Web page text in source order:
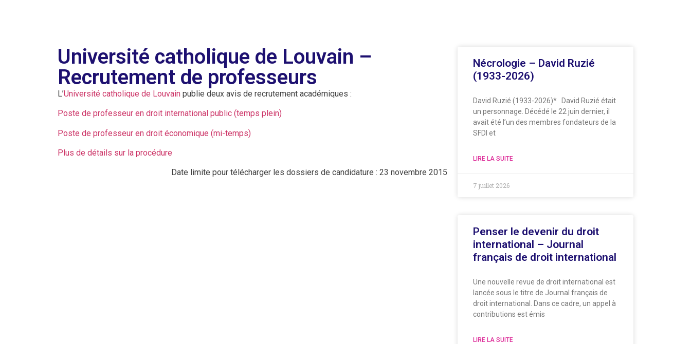
Université catholique de Louvain –
Recrutement de professeurs
L’Université catholique de Louvain publie deux avis de recrutement académiques :
Poste de professeur en droit international public (temps plein)
Poste de professeur en droit économique (mi-temps)
Plus de détails sur la procédure
Date limite pour télécharger les dossiers de candidature : 23 novembre 2015
Nécrologie – David Ruzié
(1933-2026)
David Ruzié (1933-2026)* David Ruzié était
un personnage. Décédé le 22 juin dernier, il
avait été l’un des membres fondateurs de la
SFDI et
LIRE LA SUITE
7 juillet 2026
Penser le devenir du droit
international – Journal
français de droit international
Une nouvelle revue de droit international est
lancée sous le titre de Journal français de
droit international. Dans ce cadre, un appel à
contributions est émis
LIRE LA SUITE